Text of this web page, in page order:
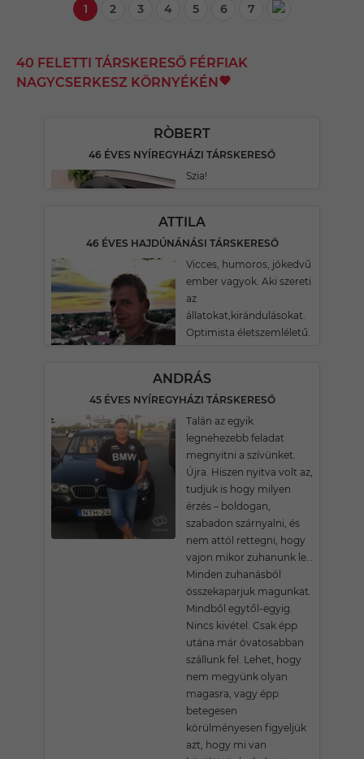
1 2 3 4 5 6 7
40 FELETTI TÁRSKERESŐ FÉRFIAK
NAGYCSERKESZ KÖRNYÉKÉN
RÒBERT
46 ÉVES NYÍREGYHÁZI TÁRSKERESŐ
Szia!
ATTILA
46 ÉVES HAJDÚNÁNÁSI TÁRSKERESŐ
Vicces, humoros, jókedvű
ember vagyok. Aki szereti
az
állatokat,kirándulásokat.
Optimista életszemléletű.
ANDRÁS
45 ÉVES NYÍREGYHÁZI TÁRSKERESŐ
Talán az egyik
legnehezebb feladat
megnyitni a szívünket.
Újra. Hiszen nyitva volt az,
tudjuk is hogy milyen
érzés – boldogan,
szabadon szárnyalni, és
nem attól rettegni, hogy
vajon mikor zuhanunk le…
Minden zuhanásból
összekaparjuk magunkat.
Mindből egytől-egyig.
Nincs kivétel. Csak épp
utána már óvatosabban
szállunk fel. Lehet, hogy
nem megyünk olyan
magasra, vagy épp
betegesen
körülményesen figyeljük
azt, hogy mi van